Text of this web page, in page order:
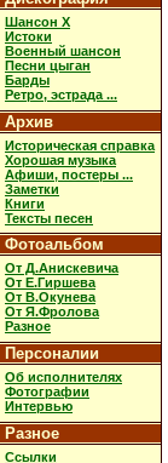
Шансон X
Истоки
Военный шансон
Песни цыган
Барды
Ретро, эстрада ...
Архив
Историческая справка
Хорошая музыка
Афиши, постеры ...
Заметки
Книги
Тексты песен
Фотоальбом
От Д.Анискевича
От Е.Гиршева
От В.Окунева
От Я.Фролова
Разное
Персоналии
Об исполнителях
Фотографии
Интервью
Разное
Ссылки